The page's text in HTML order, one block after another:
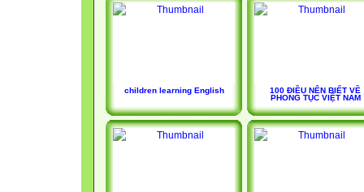
children learning English
100 ĐIỀU NÊN BIẾT VỀ
PHONG TỤC VIỆT NAM